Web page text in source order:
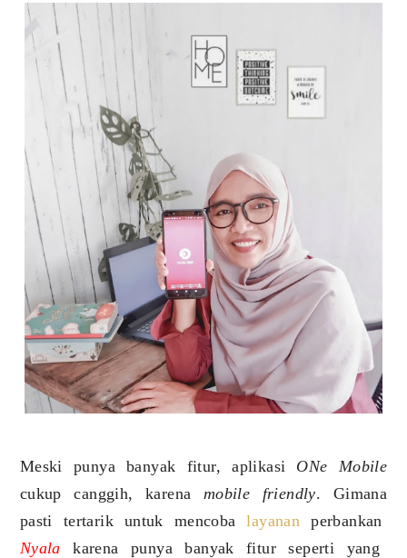
Meski punya banyak fitur, aplikasi ONe Mobile
cukup canggih, karena mobile friendly. Gimana
pasti tertarik untuk mencobalayanan perbankan
Nyala karena punya banyak fitur seperti yang